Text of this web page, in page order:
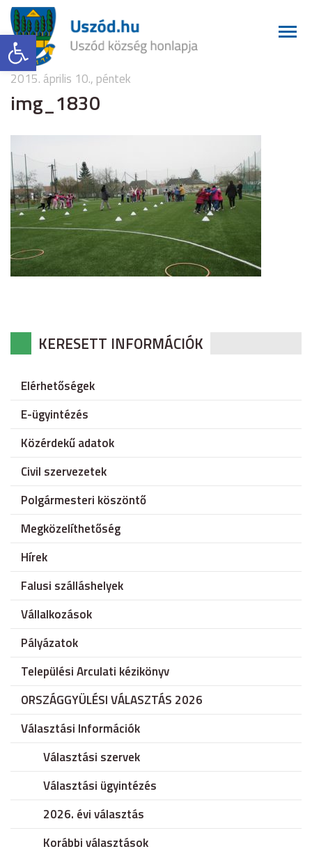
Eszköztár megnyitása
2015. április 10., péntek
img_1830
KERESETT INFORMÁCIÓK
Elérhetőségek
E-ügyintézés
Közérdekű adatok
Civil szervezetek
Polgármesteri köszöntő
Megközelíthetőség
Hírek
Falusi szálláshelyek
Vállalkozások
Pályázatok
Települési Arculati kézikönyv
ORSZÁGGYÜLÉSI VÁLASZTÁS 2026
Választási Információk
Választási szervek
Választási ügyintézés
2026. évi választás
Korábbi választások